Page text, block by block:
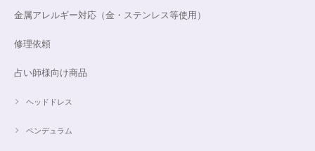
金属アレルギー対応（金・ステンレス等使用）
修理依頼
占い師様向け商品
ヘッドドレス
ペンデュラム